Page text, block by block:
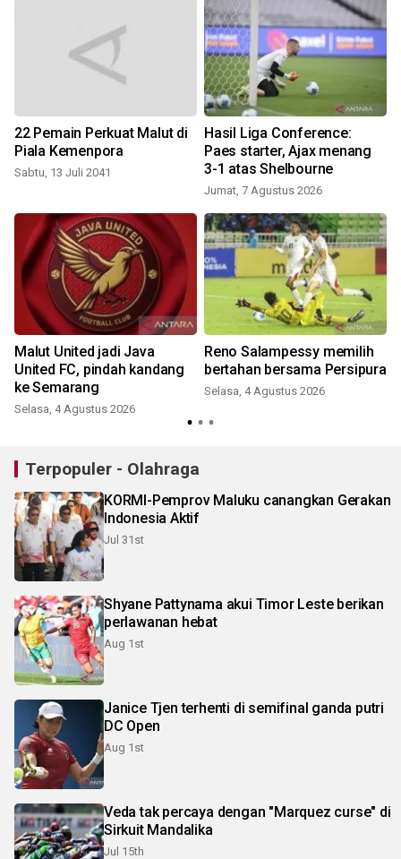
22 Pemain Perkuat Malut di
Piala Kemenpora
Sabtu, 13 Juli 2041
Hasil Liga Conference:
Paes starter, Ajax menang
3-1 atas Shelbourne
Jumat, 7 Agustus 2026
Malut United jadi Java
United FC, pindah kandang
ke Semarang
Selasa, 4 Agustus 2026
Reno Salampessy memilih
bertahan bersama Persipura
Selasa, 4 Agustus 2026
Terpopuler - Olahraga
KORMI-Pemprov Maluku canangkan Gerakan
Indonesia Aktif
Jul 31st
Shyane Pattynama akui Timor Leste berikan
perlawanan hebat
Aug 1st
Janice Tjen terhenti di semifinal ganda putri
DC Open
Aug 1st
Veda tak percaya dengan "Marquez curse" di
Sirkuit Mandalika
Jul 15th